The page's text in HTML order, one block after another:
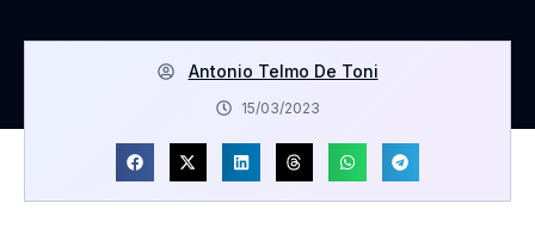
Antonio Telmo De Toni
15/03/2023